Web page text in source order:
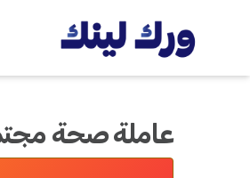
عاملة صحة